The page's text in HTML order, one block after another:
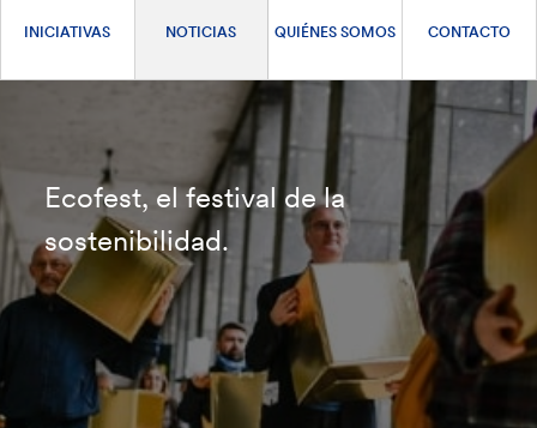
INICIATIVAS NOTICIAS QUIÉNES SOMOS CONTACTO
Ecofest, el festival de la
sostenibilidad.